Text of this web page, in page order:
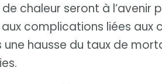
chaleur seront à l’avenir
complications liées aux
hausse du taux de